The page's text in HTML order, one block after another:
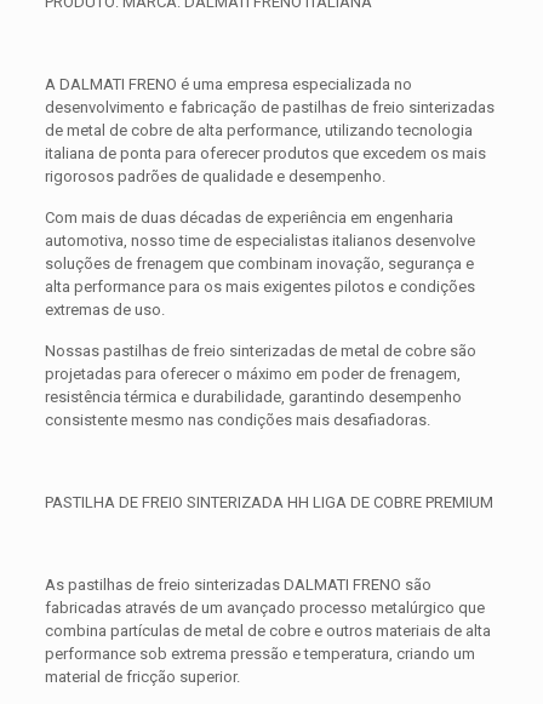
A DALMATI FRENO é uma empresa especializada no
desenvolvimento e fabricação de pastilhas de freio sinterizadas
de metal de cobre de alta performance, utilizando tecnologia
italiana de ponta para oferecer produtos que excedem os mais
rigorosos padrões de qualidade e desempenho.
Com mais de duas décadas de experiência em engenharia
automotiva, nosso time de especialistas italianos desenvolve
soluções de frenagem que combinam inovação, segurança e
alta performance para os mais exigentes pilotos e condições
extremas de uso.
Nossas pastilhas de freio sinterizadas de metal de cobre são
projetadas para oferecer o máximo em poder de frenagem,
resistência térmica e durabilidade, garantindo desempenho
consistente mesmo nas condições mais desafiadoras.
PASTILHA DE FREIO SINTERIZADA HH LIGA DE COBRE PREMIUM
As pastilhas de freio sinterizadas DALMATI FRENO são
fabricadas através de um avançado processo metalúrgico que
combina partículas de metal de cobre e outros materiais de alta
performance sob extrema pressão e temperatura, criando um
material de fricção superior.